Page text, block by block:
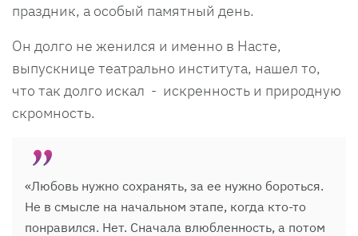
праздник, а особый памятный день.
Он долго не женился и именно в Насте,
выпускнице театрально института, нашел то,
что так долго искал - искренность и природную
скромность.
«Любовь нужно сохранять, за ее нужно бороться.
Не в смысле на начальном этапе, когда кто-то
понравился. Нет. Сначала влюбленность, а потом